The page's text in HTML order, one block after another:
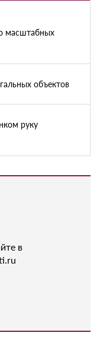
масштабных
объектов
руку
в